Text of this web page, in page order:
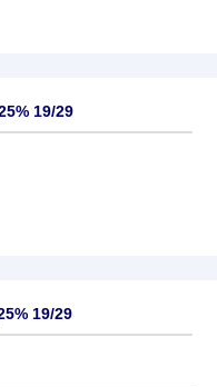
19/29
19/29